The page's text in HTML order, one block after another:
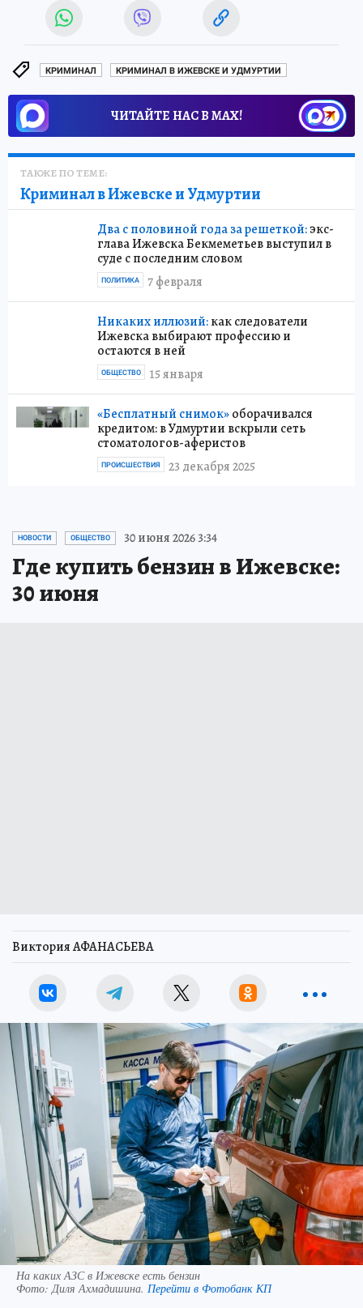
КРИМИНАЛ КРИМИНАЛ В ИЖЕВСКЕ И УДМУРТИИ
ЧИТАЙТЕ НАС В МАХ!
ТАКЖЕ ПО ТЕМЕ:
Криминал в Ижевске и Удмуртии
Два с половиной года за решеткой:экс-
глава Ижевска Бекмеметьев выступил в
суде с последним словом
7 февраля
ПОЛИТИКА
Никаких иллюзий:как следователи
Ижевска выбирают профессию и
остаются в ней
15 января
ОБЩЕСТВО
«Бесплатный снимок»оборачивался
кредитом: в Удмуртии вскрыли сеть
стоматологов-аферистов
23 декабря 2025
ПРОИСШЕСТВИЯ
НОВОСТИ ОБЩЕСТВО 30 июня 2026 3:34
Где купить бензин в Ижевске:
30 июня
Виктория АФАНАСЬЕВА
На каких АЗС в Ижевске есть бензин
Фото:Диля Ахмадишина. Перейти в Фотобанк КП